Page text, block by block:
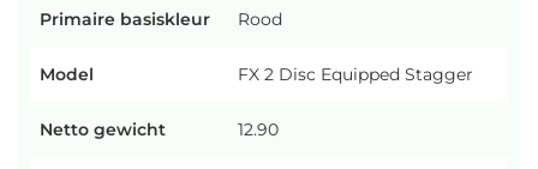
Primaire basiskleur Rood
Model FX 2 Disc Equipped Stagger
Netto gewicht 12.90